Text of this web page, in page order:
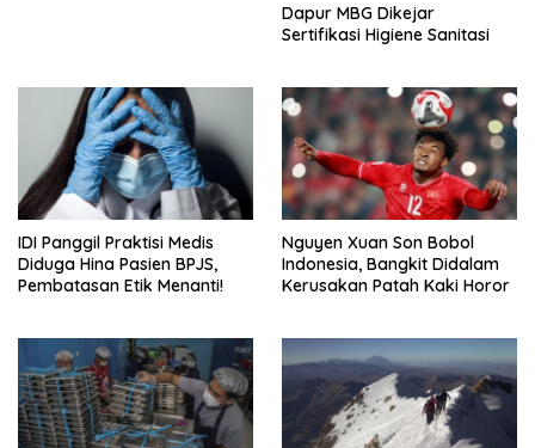
Dapur MBG Dikejar
Sertifikasi Higiene Sanitasi
IDI Panggil Praktisi Medis
Diduga Hina Pasien BPJS,
Pembatasan Etik Menanti!
Nguyen Xuan Son Bobol
Indonesia, Bangkit Didalam
Kerusakan Patah Kaki Horor